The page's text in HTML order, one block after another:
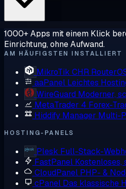
1000+ Apps mit einem Klick
Einrichtung, ohne Aufwand.
AM HÄUFIGSTEN INSTALLIERT
MikroTik CHR
aaPanel Leichtes
WireGuard Moderner,
MetaTrader 4 Forex-
Hiddify Manager Multi-
HOSTING-PANELS
Plesk Full-Stack-
FastPanel
CloudPanel PHP- &
cPanel Das klassische